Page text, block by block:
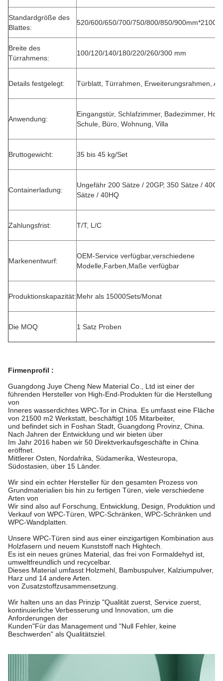
Standardgröße des
Blattes:
520/600/650/700/750/800/850/
Breite des
Türrahmens:
100/120/140/180/220/260/300 mm
Details festgelegt: Türblatt, Türrahmen, Erweiterungsrahmen,
Anwendung:
Eingangstür, Schlafzimmer, Badezimmer,
Schule, Büro, Wohnung, Villa
Bruttogewicht: 35 bis 45 kg/Set
Containerladung:
Ungefähr 200 Sätze / 20GP, 350 Sätze /
Sätze / 40HQ
Zahlungsfrist: T/T, L/C
Markenentwurf:
OEM-Service verfügbar,verschiedene
Modelle,Farben,Maße verfügbar
Produktionskapazität:Mehr als 15000Sets/Monat
Die MOQ 1 Satz Proben
Firmenprofil :
Guangdong Juye Cheng New Material Co., Ltd ist einer der
führenden Hersteller von High-End-Produkten für die Herstellung
von
Inneres wasserdichtes WPC-Tor in China. Es umfasst eine Fläche
von 21500 m2 Werkstatt, beschäftigt 105 Mitarbeiter,
und befindet sich in Foshan Stadt, Guangdong Provinz, China.
Nach Jahren der Entwicklung und wir bieten über
Im Jahr 2016 haben wir 50 Direktverkaufsgeschäfte in China
eröffnet.
Mittlerer Osten, Nordafrika, Südamerika, Westeuropa,
Südostasien, über 15 Länder.
Wir sind ein echter Hersteller für den gesamten Prozess von
Grundmaterialien bis hin zu fertigen Türen, viele verschiedene
Arten von
Wir sind also auf Forschung, Entwicklung, Design, Produktion und
Verkauf von WPC-Türen, WPC-Schränken, WPC-Schränken und
WPC-Wandplatten.
Unsere WPC-Türen sind aus einer einzigartigen Kombination aus
Holzfasern und neuem Kunststoff nach Hightech.
Es ist ein neues grünes Material, das frei von Formaldehyd ist,
umweltfreundlich und recycelbar.
Dieses Material umfasst Holzmehl, Bambuspulver, Kalziumpulver,
Harz und 14 andere Arten.
von Zusatzstoffzusammensetzung.
Wir halten uns an das Prinzip "Qualität zuerst, Service zuerst,
kontinuierliche Verbesserung und Innovation, um die
Anforderungen der
Kunden"Für das Management und "Null Fehler, keine
Beschwerden" als Qualitätsziel.